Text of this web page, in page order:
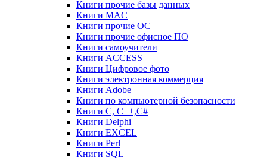
Книги прочие базы данных
Книги MAC
Книги прочие ОС
Книги прочие офисное ПО
Книги самоучители
Книги ACCESS
Книги Цифровое фото
Книги электронная коммерция
Книги Adobe
Книги по компьютерной безопасности
Книги C, C++,С#
Книги Delphi
Книги EXCEL
Книги Perl
Книги SQL